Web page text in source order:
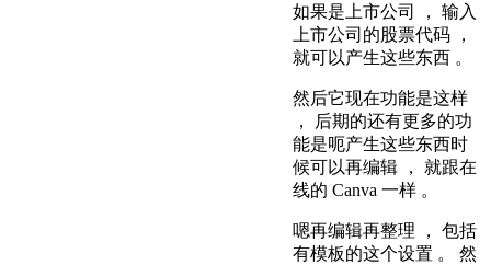
如果是上市公司 ， 输入
上市公司的股票代码 ，
就可以产生这些东西 。
然后它现在功能是这样
， 后期的还有更多的功
能是呃产生这些东西时
候可以再编辑 ， 就跟在
线的 Canva 一样 。
嗯再编辑再整理 ， 包括
有模板的这个设置 。 然